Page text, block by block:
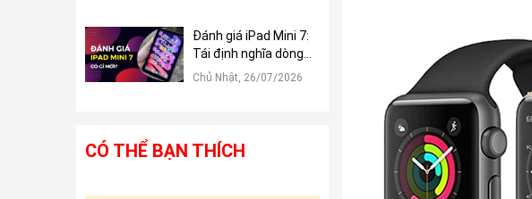
Đánh giá iPad Mini 7:
Tái định nghĩa dòng
iPad Mini
Chủ Nhật, 26/07/2026
CÓ THỂ BẠN THÍCH